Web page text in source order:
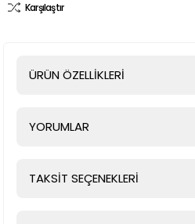
Karşılaştır
ÜRÜN ÖZELLİKLERİ
YORUMLAR
TAKSİT SEÇENEKLERİ